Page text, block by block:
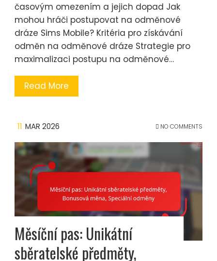
časovým omezením a jejich dopad Jak
mohou hráči postupovat na odměnové
dráze Sims Mobile? Kritéria pro získávání
odměn na odměnové dráze Strategie pro
maximalizaci postupu na odměnové…
Read More
11 MAR 2026 NO COMMENTS
Měsíční pas: Unikátní
sběratelské předměty,